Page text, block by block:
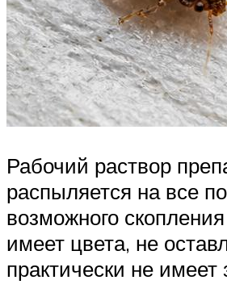
Рабочий раствор
распыляется на все
возможного
имеет цвета, не
практически не имеет